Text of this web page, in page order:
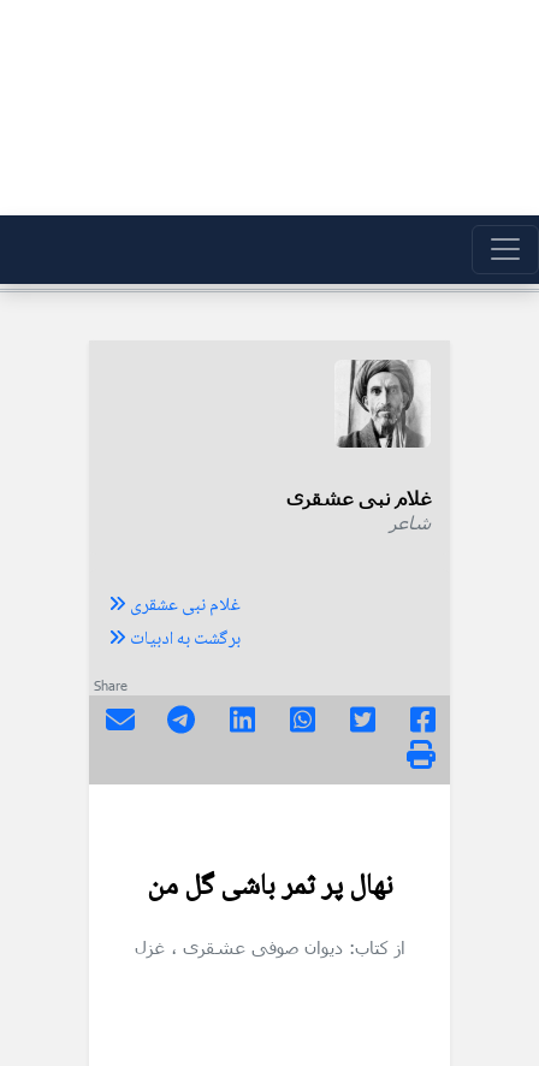
غلام نبی عشقری
شاعر
غلام نبی عشقری
برگشت به ادبیات
Share
نهال پر ثمر باشی گل من
از کتاب: دیوان صوفی عشقری ، غزل